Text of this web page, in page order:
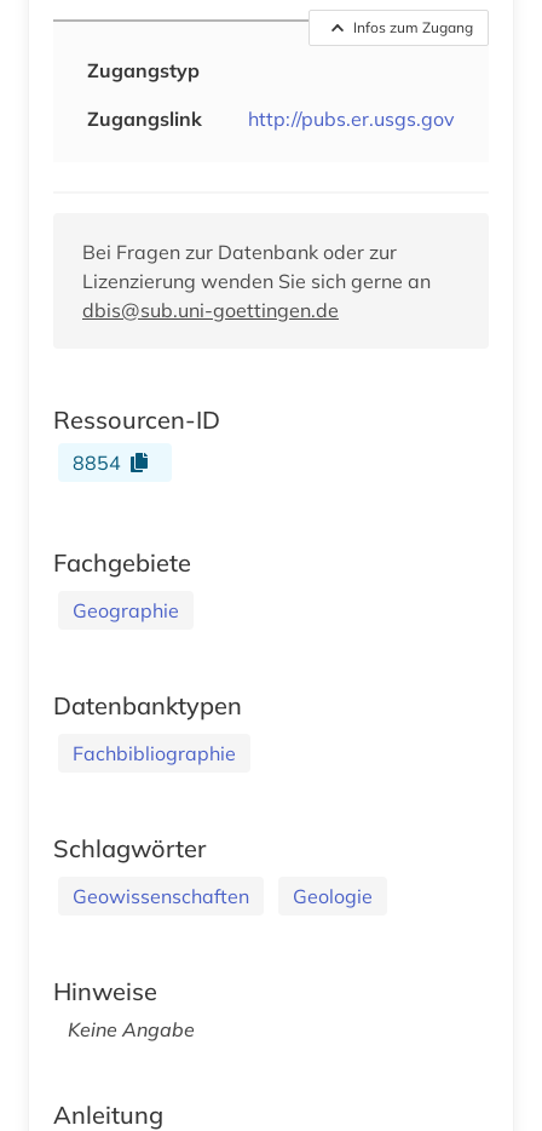
Infos zum Zugang
Zugangstyp
Zugangslink
http://pubs.er.usgs.gov
Bei Fragen zur Datenbank oder zur
Lizenzierung wenden Sie sich gerne an
dbis@sub.uni-goettingen.de
Ressourcen-ID
8854
Fachgebiete
Geographie
Datenbanktypen
Fachbibliographie
Schlagwörter
Geowissenschaften Geologie
Hinweise
Keine Angabe
Anleitung